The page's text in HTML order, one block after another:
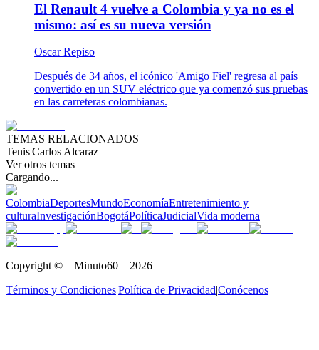
El Renault 4 vuelve a Colombia y ya no es el
mismo: así es su nueva versión
Oscar Repiso
Después de 34 años, el icónico 'Amigo Fiel' regresa al país
convertido en un SUV eléctrico que ya comenzó sus pruebas
en las carreteras colombianas.
TEMAS RELACIONADOS
Tenis|Carlos Alcaraz
Ver otros temas
Cargando...
ColombiaDeportesMundoEconomíaEntretenimiento y
culturaInvestigaciónBogotáPolíticaJudicialVida moderna
Copyright © – Minuto60 – 2026
Términos y Condiciones|Política de Privacidad|Conócenos